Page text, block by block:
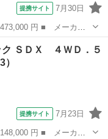
提携サイト 7月30日
レード名： Ｇ スマ
ラ・社外ＡＷ・ＵＳＢ
ク ＳＤＸ ４ＷＤ．５
提携サイト 7月23日